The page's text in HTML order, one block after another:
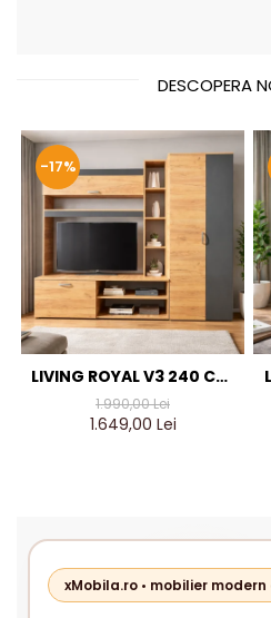
DESCOPERA
-17%
LIVING ROYAL V3 240 CM,
STEJAR AURIU & GRI
ANTRACIT – MOBILIER
1.990,00 Lei
1.649,00 Lei
xMobila.ro • mobilier